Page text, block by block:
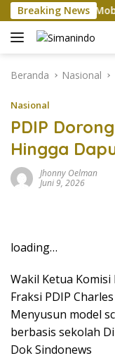
Langsung
ke
konten
Breaking NewsMobil Kia
Beranda Nasional
Nasional
PDIP
Hingga
Jhonny Oelman
Juni 9, 2026
loading…
Wakil Ketua Komisi
Fraksi PDIP
Menyusun model
berbasis sekolah
Dok Sindonews